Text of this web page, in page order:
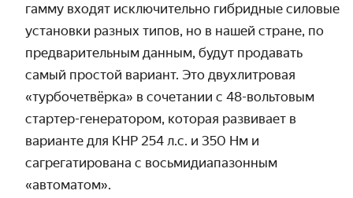
гамму входят исключительно гибридные силовые
установки разных типов, но в нашей стране, по
предварительным данным, будут продавать
самый простой вариант. Это двухлитровая
«турбочетвёрка» в сочетании с 48-вольтовым
стартер-генератором, которая развивает в
варианте для КНР 254 л.с. и 350 Нм и
сагрегатирована с восьмидиапазонным
«автоматом».